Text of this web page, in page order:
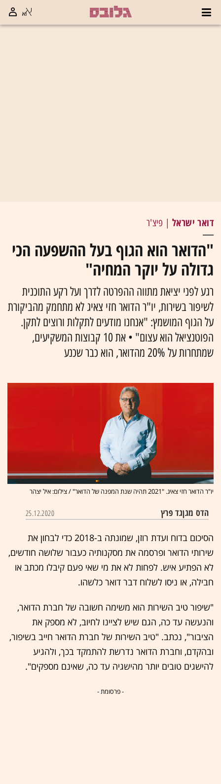
דואר ישראל | פיצ'ר
"הדואר הוא הגוף בעל ההשפעה הכי
גדולה על יוקר המחיה"
רגע לפני יציאת מתווה ההפרטה לדרך ועל רקע התוכנית
לשיפור בשירות, יו"ר הדואר חזי צאיג לא מתחמק מהביקורת
על הגוף המושמץ: "אנחנו מודעים לתקלות ורוצים לתקן.
הפוטנציאל הוא עצום" • את 10 קבוצות המשקיעים,
שמתחרות על 20% מהדואר, הוא כבר שכנע
יו"ר הדואר חזי צאיג. "2021 תהיה שנת המפנה של הדואר" / צילום: איל יצהר
הדס מגןגד פרץ 25.12.2020
הסיכום בדוח ועדת רוזן, שמונתה ב-2018 כדי לבחון את
שירותי הדואר ופרסמה את מסקנותיה כעבור שלושה חודשים,
לא הפתיע איש. לפחות לא את מי שאי פעם קיבלו מכתב או
חבילה, או ניסו לשלוח דבר דואר כלשהו.
"שיפור טיב השירות הוא משימה חשובה של חברת הדואר,
והנעשה עד כה, הגם שיש לציינו לחיוב, לא מספק את
הציבור", נכתב. "טיב השירות של חברת הדואר חייב בשיפור,
ובהקדם, וחברת הדואר נדרשת להתמקד בכך, ולהגיע
להישגים טובים יותר מהישגיה עד כה, שאינם מספקים".
- פרסומת -